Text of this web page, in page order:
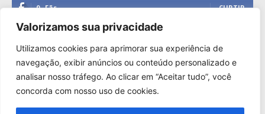
Valorizamos sua privacidade
Utilizamos cookies para aprimorar sua experiência de
navegação, exibir anúncios ou conteúdo personalizado e
analisar nosso tráfego. Ao clicar em “Aceitar tudo”, você
concorda com nosso uso de cookies.
0 Fãs CURTIR
0 Seguidores
0 Inscritos INSCREVER